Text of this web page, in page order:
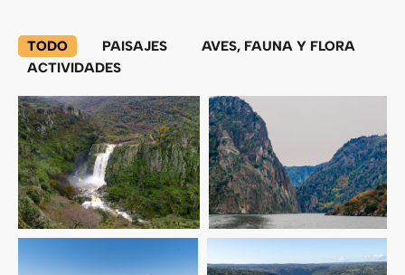
TODO PAISAJES
AVES, FAUNA Y FLORA
ACTIVIDADES